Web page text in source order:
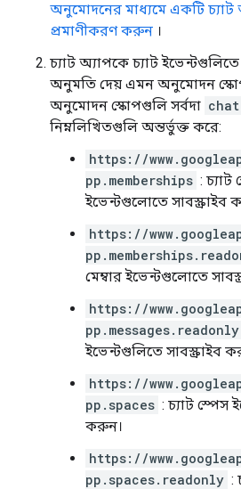
অনুমোদনের মাধ্যমে একটি চ্যাট
প্রমাণীকরণ করুন ।
চ্যাট অ্যাপকে চ্যাট ইভেন্টগুলিতে
অনুমতি দেয় এমন অনুমোদন
অনুমোদন স্কোপগুলি সর্বদা
নিম্নলিখিতগুলি অন্তর্ভুক্ত করে:
https://
pp.memberships : চ্যাট
ইভেন্টগুলোতে সাবস্ক্রাইব
https://
মেম্বার ইভেন্টগুলোতে
https://
pp.messages.readonly
ইভেন্টগুলিতে সাবস্ক্রাইব
https://
pp.spaces : চ্যাট স্পেস
করুন।
https://
pp.spaces.readonly :